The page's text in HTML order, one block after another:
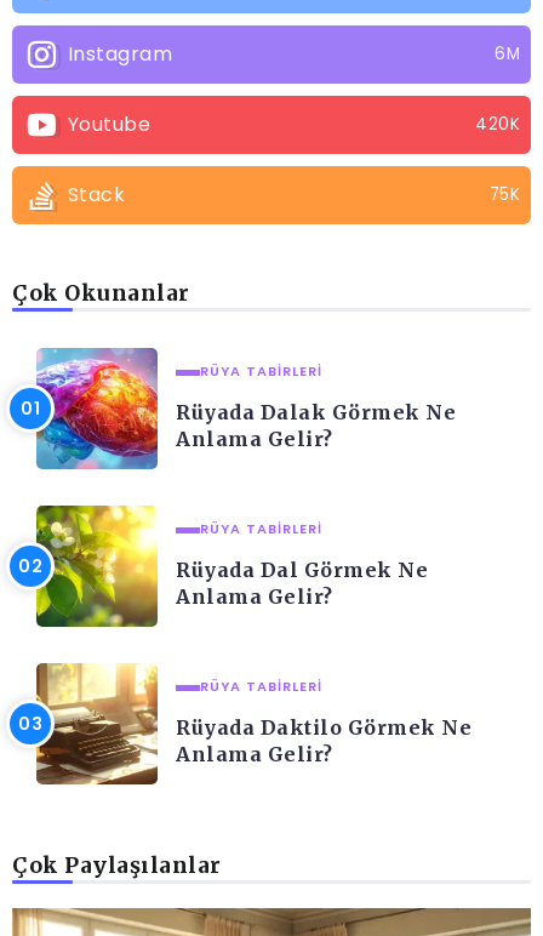
Instagram 6M
Youtube 420K
Stack 75K
Çok Okunanlar
RÜYA TABIRLERI
Rüyada Dalak Görmek Ne
Anlama Gelir?
RÜYA TABIRLERI
Rüyada Dal Görmek Ne
Anlama Gelir?
RÜYA TABIRLERI
Rüyada Daktilo Görmek Ne
Anlama Gelir?
Çok Paylaşılanlar